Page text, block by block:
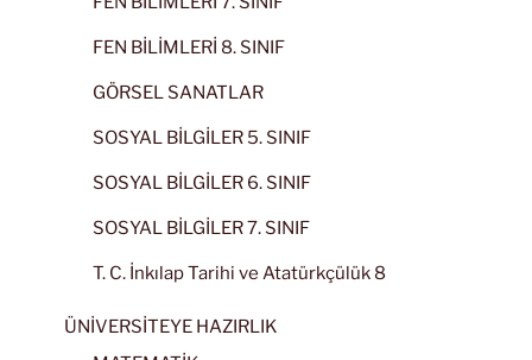
FEN BİLİMLERİ 8. SINIF
GÖRSEL SANATLAR
SOSYAL BİLGİLER 5. SINIF
SOSYAL BİLGİLER 6. SINIF
SOSYAL BİLGİLER 7. SINIF
T. C. İnkılap Tarihi ve Atatürkçülük 8
ÜNİVERSİTEYE HAZIRLIK